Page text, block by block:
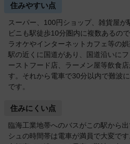
住みやすい点
スーパー、100円ショップ、雑貨屋
ビニも駅徒歩10分圏内に複数あるの
ラオケやインターネットカフェ等の
駅の近くに国道があり、国道沿いに
ーストフード店、ラーメン屋等飲食
す。それから電車で30分以内で難波
です。
住みにくい点
臨海工業地帯へのバスがこの駅から
シュの時間帯は電車が満員で大変で